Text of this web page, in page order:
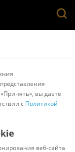
взрослых
шт)
вы даете
с Политикой
веб-сайта